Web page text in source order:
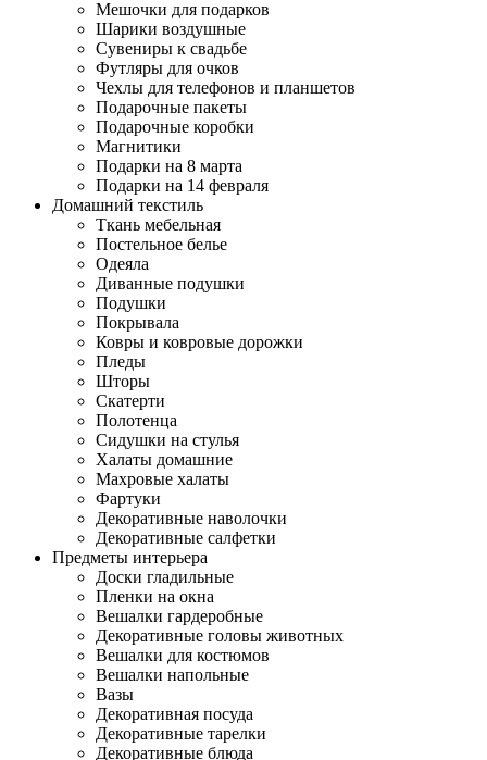
Мешочки для подарков
Шарики воздушные
Сувениры к свадьбе
Футляры для очков
Чехлы для телефонов и планшетов
Подарочные пакеты
Подарочные коробки
Магнитики
Подарки на 8 марта
Подарки на 14 февраля
Домашний текстиль
Ткань мебельная
Постельное белье
Одеяла
Диванные подушки
Подушки
Покрывала
Ковры и ковровые дорожки
Пледы
Шторы
Скатерти
Полотенца
Сидушки на стулья
Халаты домашние
Махровые халаты
Фартуки
Декоративные наволочки
Декоративные салфетки
Предметы интерьера
Доски гладильные
Пленки на окна
Вешалки гардеробные
Декоративные головы животных
Вешалки для костюмов
Вешалки напольные
Вазы
Декоративная посуда
Декоративные тарелки
Декоративные блюда